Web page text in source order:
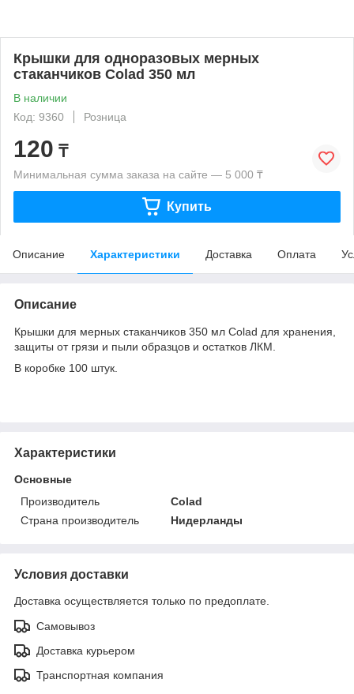
Крышки для одноразовых мерных
стаканчиков Сolad 350 мл
В наличии
Код: 9360
Розница
120 ₸
Минимальная сумма заказа на сайте — 5 000 ₸
Купить
Описание Характеристики Доставка Оплата
Описание
Крышки для мерных стаканчиков 350 мл Colad для хранения,
защиты от грязи и пыли образцов и остатков ЛКМ.
В коробке 100 штук.
Характеристики
Основные
Производитель
Colad
Страна производитель
Нидерланды
Условия доставки
Доставка осуществляется только по предоплате.
Самовывоз
Доставка курьером
Транспортная компания